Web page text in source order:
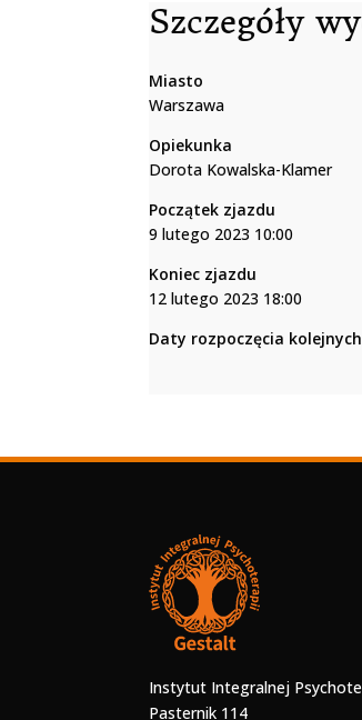
Szczegóły
Miasto
Warszawa
Opiekunka
Dorota Kowalska-Klamer
Początek zjazdu
9 lutego 2023 10:00
Koniec zjazdu
12 lutego 2023 18:00
Daty rozpoczęcia
Instytut Integralnej
Pasternik 114